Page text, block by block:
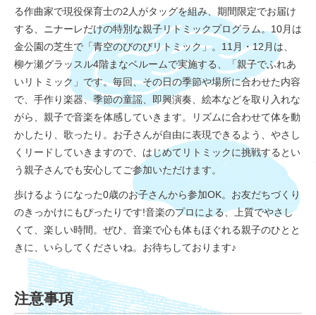
る作曲家で現役保育士の2人がタッグを組み、期間限定でお届け
する、ニナーレだけの特別な親子リトミックプログラム。10月は
金公園の芝生で「青空のびのびリトミック」。11月・12月は、
柳ケ瀬グラッスル4階まなベルームで実施する、「親子でふれあ
いリトミック」です。毎回、その日の季節や場所に合わせた内容
で、手作り楽器、季節の童謡、即興演奏、絵本などを取り入れな
がら、親子で音楽を体感していきます。リズムに合わせて体を動
かしたり、歌ったり。お子さんが自由に表現できるよう、やさし
くリードしていきますので、はじめてリトミックに挑戦するとい
う親子さんでも安心してご参加いただけます。
歩けるようになった0歳のお子さんから参加OK。お友だちづくり
のきっかけにもぴったりです!音楽のプロによる、上質でやさし
くて、楽しい時間。ぜひ、音楽で心も体もほぐれる親子のひとと
きに、いらしてくださいね。お待ちしております♪
注意事項